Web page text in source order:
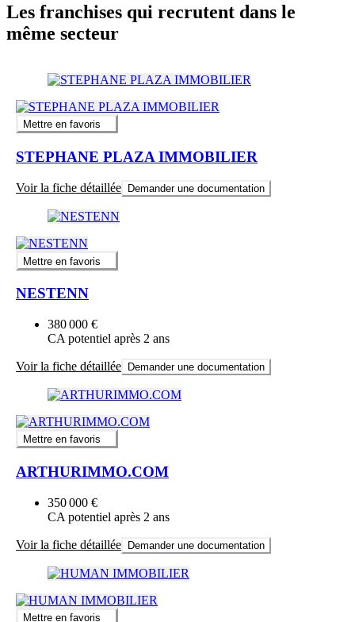
Les franchises qui recrutent dans le
même secteur
Mettre en favoris
STEPHANE PLAZA IMMOBILIER
Voir la fiche détaillée Demander une documentation
Mettre en favoris
NESTENN
380 000 €
CA potentiel après 2 ans
Voir la fiche détaillée Demander une documentation
Mettre en favoris
ARTHURIMMO.COM
350 000 €
CA potentiel après 2 ans
Voir la fiche détaillée Demander une documentation
Mettre en favoris